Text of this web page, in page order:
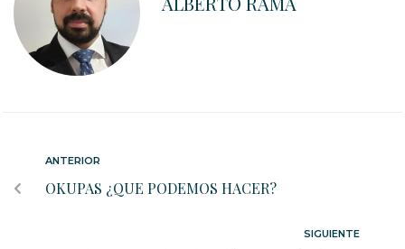
ANTERIOR
OKUPAS ¿QUE PODEMOS HACER?
SIGUIENTE